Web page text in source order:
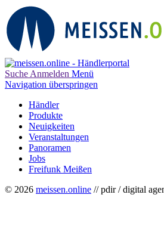
Suche Anmelden Menü
Navigation überspringen
Händler
Produkte
Neuigkeiten
Veranstaltungen
Panoramen
Jobs
Freifunk Meißen
© 2026 meissen.online // pdir / digital